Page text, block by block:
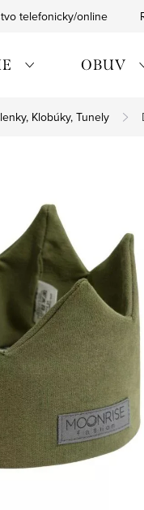
telefonicky/online
OBUV
Klobúky, Tunely